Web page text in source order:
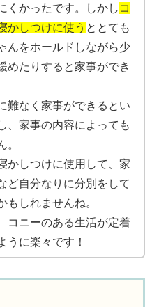
くかったです。しかし コ
かしつけに使う ととても
んをホールドしながら少
めたりすると家事ができ
難なく家事ができるとい
、家事の内容によっても
。
かしつけに使用して、家
ど自分なりに分別をして
もしれませんね。
コニーのある生活が定着
うに楽々です！